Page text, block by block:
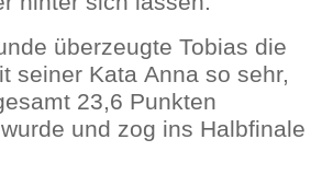
überzeugte Tobias die
seiner Kata Anna so sehr,
23,6 Punkten
und zog ins Halbfinale